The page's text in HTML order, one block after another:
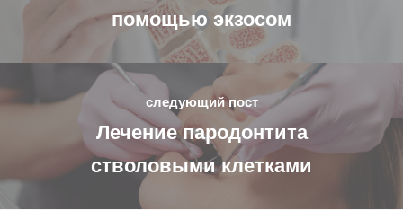
помощью экзосом
следующий пост
Лечение пародонтита
стволовыми клетками